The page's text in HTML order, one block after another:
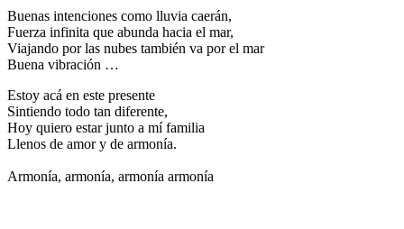
Buenas intenciones como lluvia caerán,
Fuerza infinita que abunda hacia el mar,
Viajando por las nubes también va por el mar
Buena vibración …
Estoy acá en este presente
Sintiendo todo tan diferente,
Hoy quiero estar junto a mí familia
Llenos de amor y de armonía.
Armonía, armonía, armonía armonía